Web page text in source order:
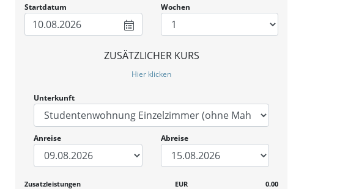
Startdatum
10.08.2026
Wochen
ZUSÄTZLICHER KURS
Hier klicken
Unterkunft
Anreise Abreise
Zusatzleistungen EUR 0.00